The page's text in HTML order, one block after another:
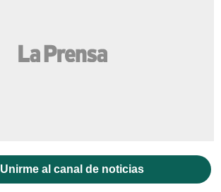
Unirme al canal de noticias